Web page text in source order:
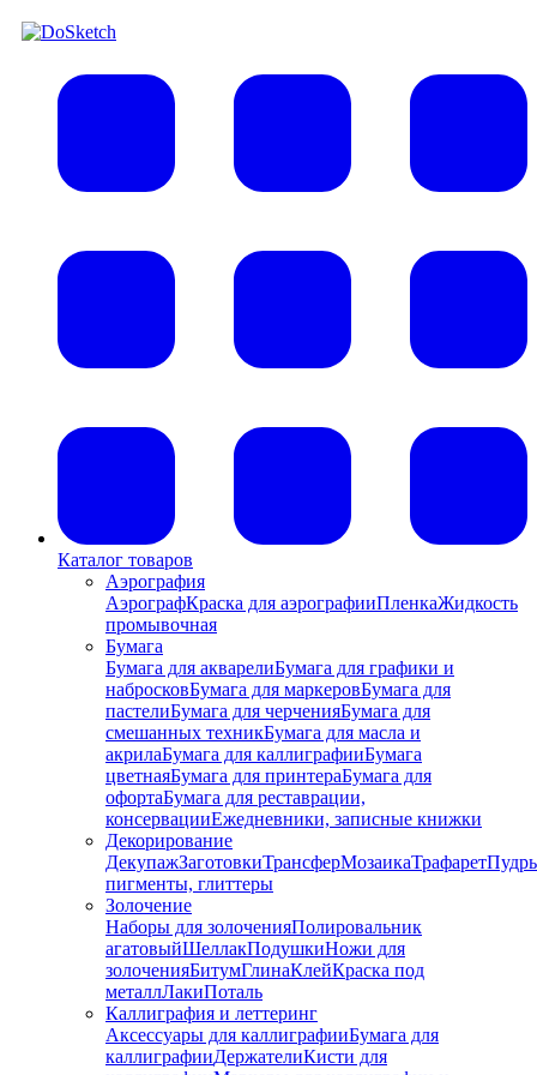
Каталог товаров
Аэрография
АэрографКраска для аэрографииПленкаЖидкость
промывочная
Бумага
Бумага для акварелиБумага для графики и
набросковБумага для маркеровБумага для
пастелиБумага для черченияБумага для
смешанных техникБумага для масла и
акрилаБумага для каллиграфииБумага
цветнаяБумага для принтераБумага для
офортаБумага для реставрации,
консервацииЕжедневники, записные книжки
Декорирование
ДекупажЗаготовкиТрансферМозаикаТрафарет
пигменты, глиттеры
Золочение
Наборы для золоченияПолировальник
агатовыйШеллакПодушкиНожи для
золоченияБитумГлинаКлейКраска под
металлЛакиПоталь
Каллиграфия и леттеринг
Аксессуары для каллиграфииБумага для
каллиграфииДержателиКисти для